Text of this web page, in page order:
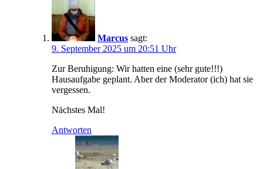
Marcus sagt:
9. September 2025 um 20:51 Uhr
Zur Beruhigung: Wir hatten eine (sehr gute!!!)
Hausaufgabe geplant. Aber der Moderator (ich) hat sie
vergessen.
Nächstes Mal!
Antworten